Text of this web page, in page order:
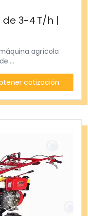
3-4 T/h |
agrícola
cotización